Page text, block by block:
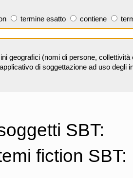
termine esatto contiene
geografici (nomi di persone,
di soggettazione ad uso degli
SBT:
fiction SBT: